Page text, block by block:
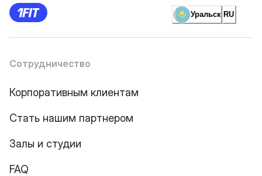
Уральск RU
Сотрудничество
Корпоративным клиентам
Стать нашим партнером
Залы и студии
FAQ